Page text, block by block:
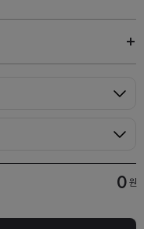
0 원